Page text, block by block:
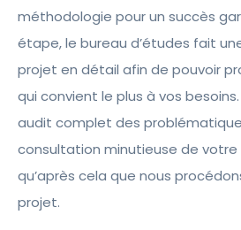
méthodologie pour un succès
étape, le bureau d’études fait
projet en détail afin de pouvoir
qui convient le plus à vos
audit complet des
consultation minutieuse de votre
qu’après cela que nous
projet.